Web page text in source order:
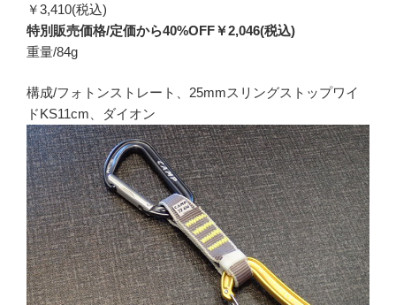
￥3,410(税込)
特別販売価格/定価から40%OFF￥2,046(税込)
重量/84g
構成/フォトンストレート、25mmスリングストップワイ
ドKS11cm、ダイオン